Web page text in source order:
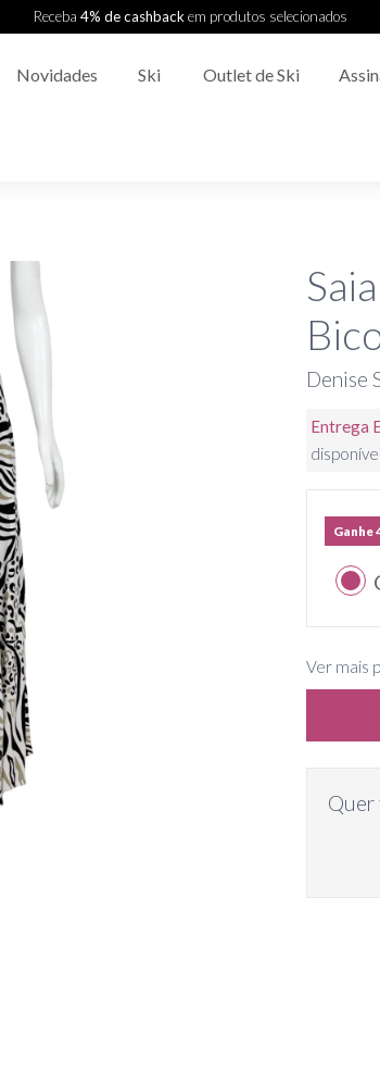
Receba 4% de cashbackem produtos selecionados
Novidades Ski Outlet de Ski
Denise
Entrega
Ganhe
Ver mais
Quer